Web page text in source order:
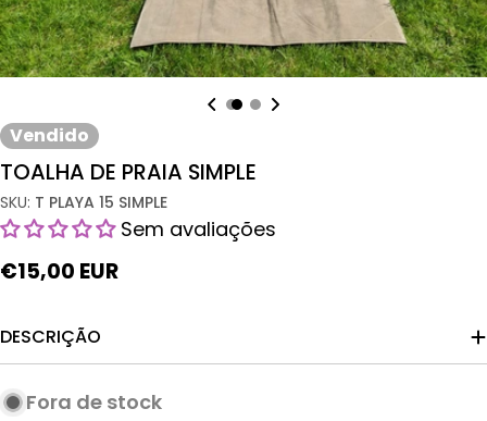
Vendido
TOALHA DE PRAIA SIMPLE
SKU: T PLAYA 15 SIMPLE
Sem avaliações
Preço
€15,00 EUR
DESCRIÇÃO
Fora de stock